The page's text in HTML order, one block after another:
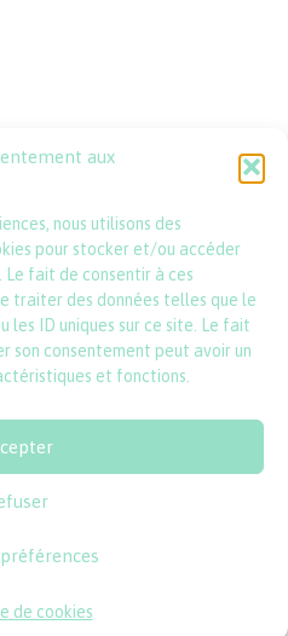
aux
nous utilisons des
pour stocker et/ou accéder
fait de consentir à ces
traiter des données telles que le
les ID uniques sur ce site. Le fait
son consentement peut avoir un
et fonctions.
de cookies
tous droits réservés
légales